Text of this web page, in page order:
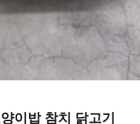
이밥 참치 닭고기